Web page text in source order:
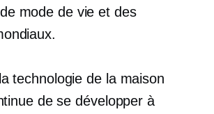
mode de vie et des
technologie de la maison
de se développer à